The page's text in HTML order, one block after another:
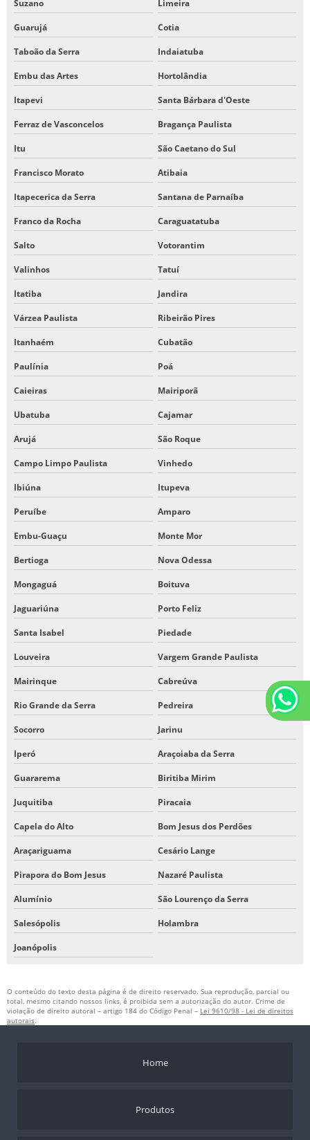
Suzano Limeira
Guarujá Cotia
Taboão da Serra Indaiatuba
Embu das Artes Hortolândia
Itapevi Santa Bárbara d'Oeste
Ferraz de Vasconcelos Bragança Paulista
Itu São Caetano do Sul
Francisco Morato Atibaia
Itapecerica da Serra Santana de Parnaíba
Franco da Rocha Caraguatatuba
Salto Votorantim
Valinhos Tatuí
Itatiba Jandira
Várzea Paulista Ribeirão Pires
Itanhaém Cubatão
Paulínia Poá
Caieiras Mairiporã
Ubatuba Cajamar
Arujá São Roque
Campo Limpo Paulista Vinhedo
Ibiúna Itupeva
Peruíbe Amparo
Embu-Guaçu Monte Mor
Bertioga Nova Odessa
Mongaguá Boituva
Jaguariúna Porto Feliz
Santa Isabel Piedade
Louveira Vargem Grande Paulista
Mairinque Cabreúva
Rio Grande da Serra Pedreira
Socorro Jarinu
Iperó Araçoiaba da Serra
Guararema Biritiba Mirim
Juquitiba Piracaia
Capela do Alto Bom Jesus dos Perdões
Araçariguama Cesário Lange
Pirapora do Bom Jesus Nazaré Paulista
Alumínio São Lourenço da Serra
Salesópolis Holambra
Joanópolis
O conteúdo do texto desta página é de direito reservado. Sua reprodução, parcial ou
total, mesmo citando nossos links, é proibida sem a autorização do autor. Crime de
violação de direito autoral – artigo 184 do Código Penal – Lei 9610/98 - Lei de direitos
autorais.
Home
Produtos